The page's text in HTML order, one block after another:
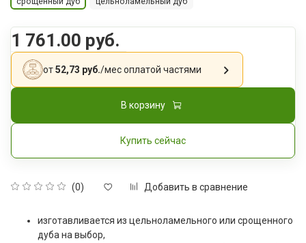
(0) Добавить в сравнение
1 761.00 руб.
от52,73 руб./месоплатой частями
В корзину
Купить сейчас
изготавливается из цельноламельного или срощенного
дуба на выбор,